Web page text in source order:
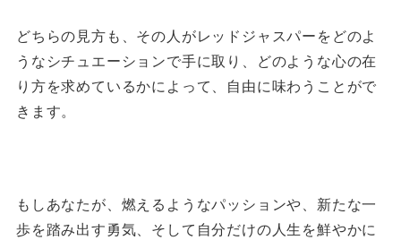
どちらの見方も、その人がレッドジャスパーをどのよ
うなシチュエーションで手に取り、どのような心の在
り方を求めているかによって、自由に味わうことがで
きます。
もしあなたが、燃えるようなパッションや、新たな一
歩を踏み出す勇気、そして自分だけの人生を鮮やかに